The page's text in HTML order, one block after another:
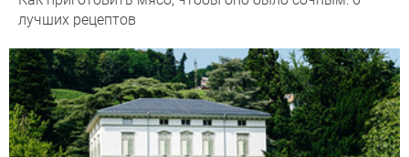
лучших рецептов